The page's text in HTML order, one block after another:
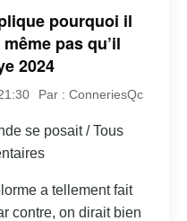
pourquoi il
pas qu’il
2024
Par : ConneriesQc
se posait / Tous
a tellement fait
contre, on dirait bien